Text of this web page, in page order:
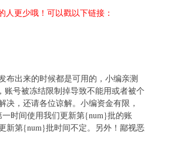
更少哦！可以戳以下链接：
布出来的时候都是可用的，小编亲测
号被冻结限制掉导致不能用或者被个
，还请各位谅解。小编资金有限，
时间使用我们更新第{num}批的账
新第{num}批时间不定。另外！鄙视恶